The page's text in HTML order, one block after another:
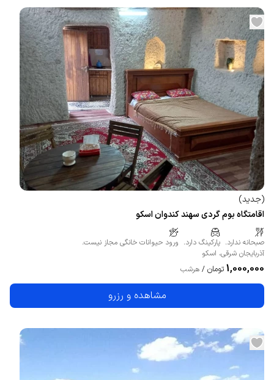
(جدید)
اقامتگاه بوم گردی سهند کندوان اسکو
صبحانه ندارد. پارکینگ دارد. ورود حیوانات خانگی مجاز نیست.
آذربایجان شرقی، اسکو
1,000,000 تومان / هرشب
مشاهده و رزرو